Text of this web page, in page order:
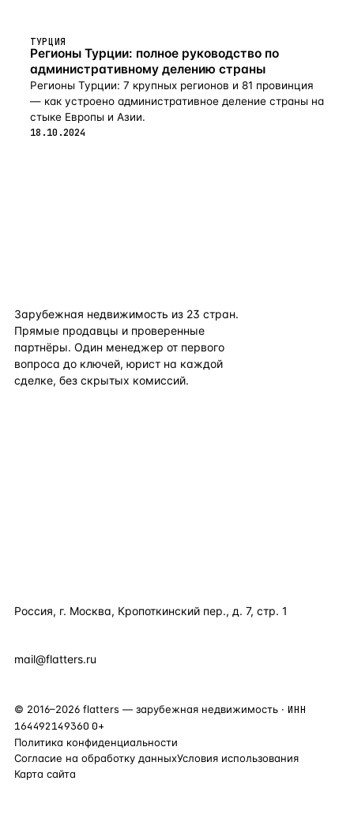
ТУРЦИЯ
Регионы Турции: полное руководство по
административному делению страны
Регионы Турции: 7 крупных регионов и 81 провинция
— как устроено административное деление страны на
стыке Европы и Азии.
18.10.2024
Зарубежная недвижимость из 23 стран.
Прямые продавцы и проверенные
партнёры. Один менеджер от первого
вопроса до ключей, юрист на каждой
сделке, без скрытых комиссий.
Россия, г. Москва, Кропоткинский пер., д. 7, стр. 1
mail@flatters.ru
© 2016–2026 flatters — зарубежная недвижимость · ИНН
164492149360 0+
Политика конфиденциальности
Согласие на обработку данныхУсловия использования
Карта сайта